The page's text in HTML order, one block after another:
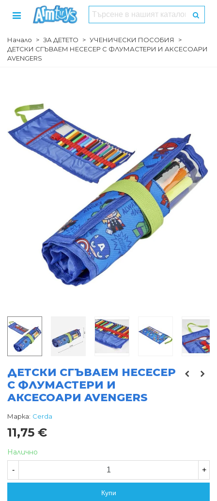
Начало > ЗА ДЕТЕТО > УЧЕНИЧЕСКИ ПОСОБИЯ
>
ДЕТСКИ СГЪВАЕМ НЕСЕСЕР С ФЛУМАСТЕРИ И АКСЕСОАРИ
AVENGERS
ДЕТСКИ СГЪВАЕМ НЕСЕСЕР
С ФЛУМАСТЕРИ И
АКСЕСОАРИ AVENGERS
Марка: Cerda
11,75 €
Налично
- +
Купи